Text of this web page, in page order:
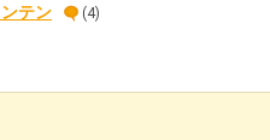
テン
(4)